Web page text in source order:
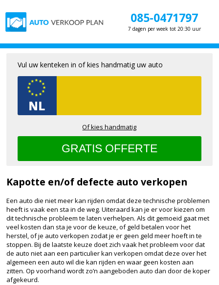
085-0471797
7 dagen per week tot 20:30 uur
Kapotte en/of defecte auto verkopen
Een auto die niet meer kan rijden omdat deze technische problemen
heeft is vaak een sta in de weg. Uiteraard kan je er voor kiezen om
dit technische probleem te laten verhelpen. Als dit gemoeid gaat met
veel kosten dan sta je voor de keuze, of geld betalen voor het
herstel, of je auto verkopen zodat je er geen geld meer hoeft in te
stoppen. Bij de laatste keuze doet zich vaak het probleem voor dat
de auto niet aan een particulier kan verkopen omdat deze over het
algemeen een auto wil die kan rijden en waar geen kosten aan
zitten. Op voorhand wordt zo’n aangeboden auto dan door de koper
afgekeurd.
Vul uw kenteken in of kies handmatig uw auto
Of kies handmatig